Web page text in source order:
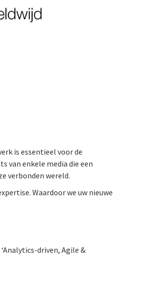
is essentieel voor de
van enkele media die een
verbonden wereld.
Waardoor we uw nieuwe
driven, Agile &